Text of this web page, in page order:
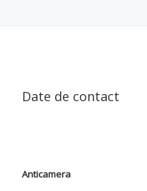
Date de contact
Anticamera